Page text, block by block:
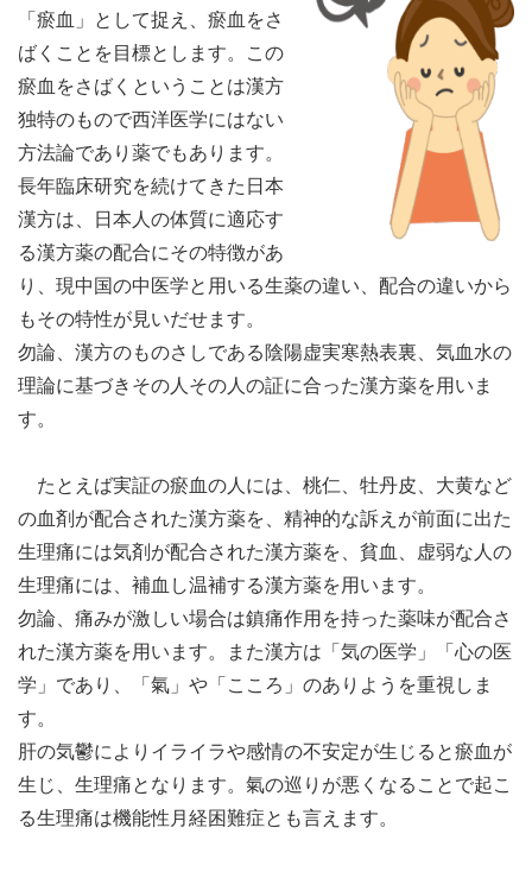
「瘀血」として捉え、瘀血をさ
ばくことを目標とします。この
瘀血をさばくということは漢方
独特のもので西洋医学にはない
方法論であり薬でもあります。
長年臨床研究を続けてきた日本
漢方は、日本人の体質に適応す
る漢方薬の配合にその特徴があ
り、現中国の中医学と用いる生薬の違い、配合の違いから
もその特性が見いだせます。
勿論、漢方のものさしである陰陽虚実寒熱表裏、気血水の
理論に基づきその人その人の証に合った漢方薬を用いま
す。
たとえば実証の瘀血の人には、桃仁、牡丹皮、大黄など
の血剤が配合された漢方薬を、精神的な訴えが前面に出た
生理痛には気剤が配合された漢方薬を、貧血、虚弱な人の
生理痛には、補血し温補する漢方薬を用います。
勿論、痛みが激しい場合は鎮痛作用を持った薬味が配合さ
れた漢方薬を用います。また漢方は「気の医学」「心の医
学」であり、「氣」や「こころ」のありようを重視しま
す。
肝の気鬱によりイライラや感情の不安定が生じると瘀血が
生じ、生理痛となります。氣の巡りが悪くなることで起こ
る生理痛は機能性月経困難症とも言えます。